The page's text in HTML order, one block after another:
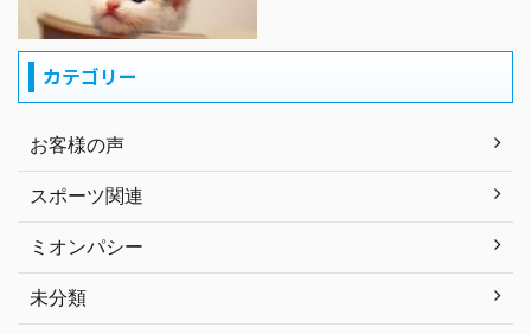
カテゴリー
お客様の声
スポーツ関連
ミオンパシー
未分類